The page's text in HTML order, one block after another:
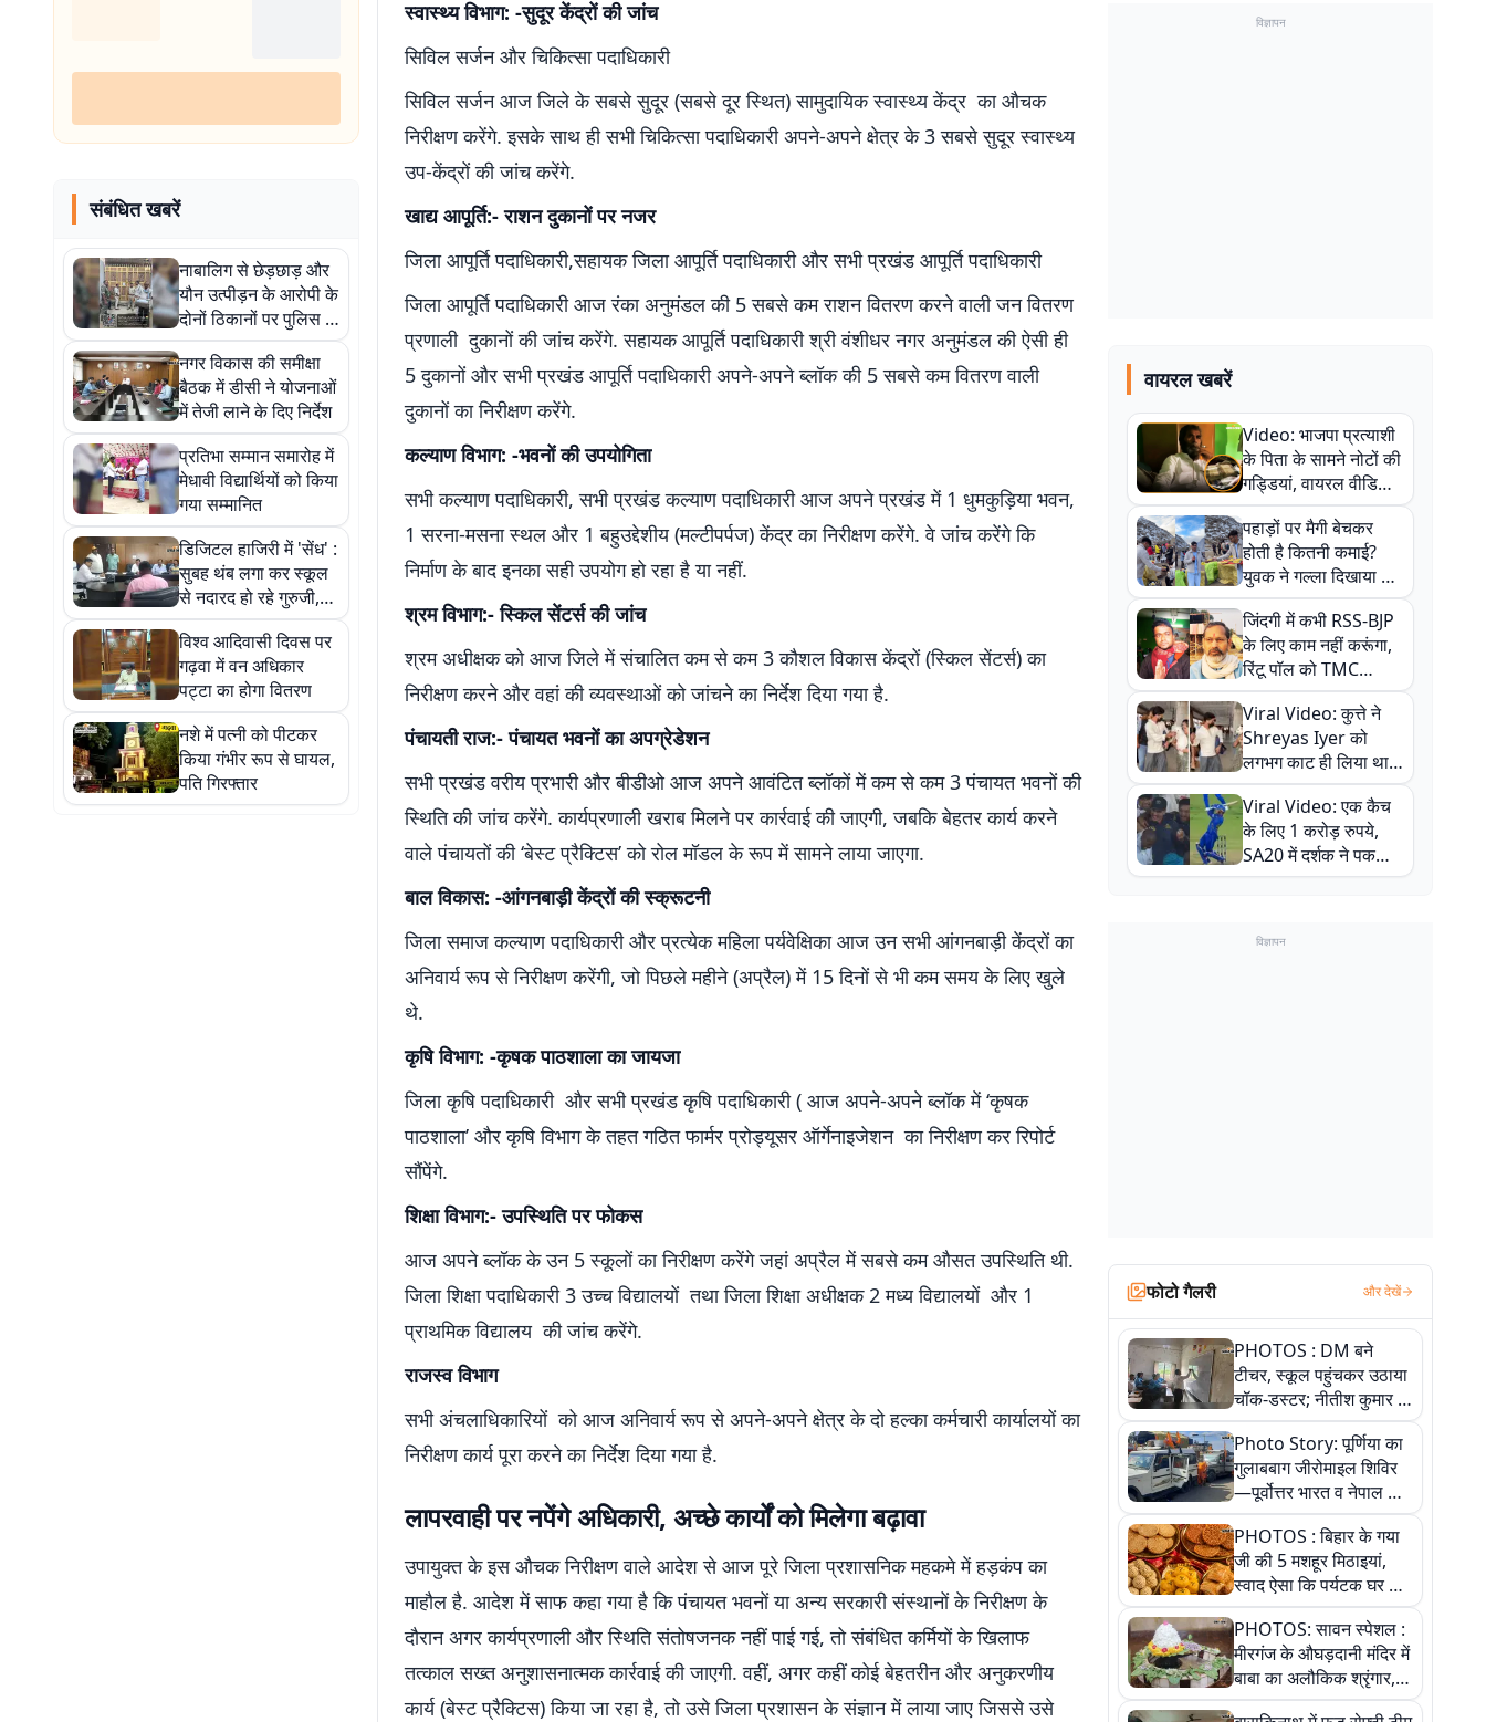
संबंधित खबरें
नाबालिग से छेड़छाड़ और
यौन उत्पीड़न के आरोपी के
दोनों ठिकानों पर पुलिस ने
चिपकाया इश्तेहार
नगर विकास की समीक्षा
बैठक में डीसी ने योजनाओं
में तेजी लाने के दिए निर्देश
प्रतिभा सम्मान समारोह में
मेधावी विद्यार्थियों को किया
गया सम्मानित
डिजिटल हाजिरी में 'सेंध' :
सुबह थंब लगा कर स्कूल
से नदारद हो रहे गुरुजी,
जनसुनवाई में खुली पोल
विश्व आदिवासी दिवस पर
गढ़वा में वन अधिकार
पट्टा का होगा वितरण
नशे में पत्नी को पीटकर
किया गंभीर रूप से घायल,
पति गिरफ्तार
स्वास्थ्य विभाग: -सुदूर केंद्रों की जांच
सिविल सर्जन और चिकित्सा पदाधिकारी
सिविल सर्जन आज जिले के सबसे सुदूर (सबसे दूर स्थित) सामुदायिक स्वास्थ्य केंद्र का औचक
निरीक्षण करेंगे. इसके साथ ही सभी चिकित्सा पदाधिकारी अपने-अपने क्षेत्र के 3 सबसे सुदूर स्वास्थ्य
उप-केंद्रों की जांच करेंगे.
खाद्य आपूर्ति:- राशन दुकानों पर नजर
जिला आपूर्ति पदाधिकारी,सहायक जिला आपूर्ति पदाधिकारी और सभी प्रखंड आपूर्ति पदाधिकारी
जिला आपूर्ति पदाधिकारी आज रंका अनुमंडल की 5 सबसे कम राशन वितरण करने वाली जन वितरण
प्रणाली दुकानों की जांच करेंगे. सहायक आपूर्ति पदाधिकारी श्री वंशीधर नगर अनुमंडल की ऐसी ही
5 दुकानों और सभी प्रखंड आपूर्ति पदाधिकारी अपने-अपने ब्लॉक की 5 सबसे कम वितरण वाली
दुकानों का निरीक्षण करेंगे.
कल्याण विभाग: -भवनों की उपयोगिता
सभी कल्याण पदाधिकारी, सभी प्रखंड कल्याण पदाधिकारी आज अपने प्रखंड में 1 धुमकुड़िया भवन,
1 सरना-मसना स्थल और 1 बहुउद्देशीय (मल्टीपर्पज) केंद्र का निरीक्षण करेंगे. वे जांच करेंगे कि
निर्माण के बाद इनका सही उपयोग हो रहा है या नहीं.
श्रम विभाग:- स्किल सेंटर्स की जांच
श्रम अधीक्षक को आज जिले में संचालित कम से कम 3 कौशल विकास केंद्रों (स्किल सेंटर्स) का
निरीक्षण करने और वहां की व्यवस्थाओं को जांचने का निर्देश दिया गया है.
पंचायती राज:- पंचायत भवनों का अपग्रेडेशन
सभी प्रखंड वरीय प्रभारी और बीडीओ आज अपने आवंटित ब्लॉकों में कम से कम 3 पंचायत भवनों की
स्थिति की जांच करेंगे. कार्यप्रणाली खराब मिलने पर कार्रवाई की जाएगी, जबकि बेहतर कार्य करने
वाले पंचायतों की ‘बेस्ट प्रैक्टिस’ को रोल मॉडल के रूप में सामने लाया जाएगा.
बाल विकास: -आंगनबाड़ी केंद्रों की स्क्रूटनी
जिला समाज कल्याण पदाधिकारी और प्रत्येक महिला पर्यवेक्षिका आज उन सभी आंगनबाड़ी केंद्रों का
अनिवार्य रूप से निरीक्षण करेंगी, जो पिछले महीने (अप्रैल) में 15 दिनों से भी कम समय के लिए खुले
थे.
कृषि विभाग: -कृषक पाठशाला का जायजा
जिला कृषि पदाधिकारी और सभी प्रखंड कृषि पदाधिकारी ( आज अपने-अपने ब्लॉक में ‘कृषक
पाठशाला’ और कृषि विभाग के तहत गठित फार्मर प्रोड्यूसर ऑर्गेनाइजेशन का निरीक्षण कर रिपोर्ट
सौंपेंगे.
शिक्षा विभाग:- उपस्थिति पर फोकस
आज अपने ब्लॉक के उन 5 स्कूलों का निरीक्षण करेंगे जहां अप्रैल में सबसे कम औसत उपस्थिति थी.
जिला शिक्षा पदाधिकारी 3 उच्च विद्यालयों तथा जिला शिक्षा अधीक्षक 2 मध्य विद्यालयों और 1
प्राथमिक विद्यालय की जांच करेंगे.
राजस्व विभाग
सभी अंचलाधिकारियों को आज अनिवार्य रूप से अपने-अपने क्षेत्र के दो हल्का कर्मचारी कार्यालयों का
निरीक्षण कार्य पूरा करने का निर्देश दिया गया है.
लापरवाही पर नपेंगे अधिकारी, अच्छे कार्यों को मिलेगा बढ़ावा
उपायुक्त के इस औचक निरीक्षण वाले आदेश से आज पूरे जिला प्रशासनिक महकमे में हड़कंप का
माहौल है. आदेश में साफ कहा गया है कि पंचायत भवनों या अन्य सरकारी संस्थानों के निरीक्षण के
दौरान अगर कार्यप्रणाली और स्थिति संतोषजनक नहीं पाई गई, तो संबंधित कर्मियों के खिलाफ
तत्काल सख्त अनुशासनात्मक कार्रवाई की जाएगी. वहीं, अगर कहीं कोई बेहतरीन और अनुकरणीय
कार्य (बेस्ट प्रैक्टिस) किया जा रहा है, तो उसे जिला प्रशासन के संज्ञान में लाया जाए जिससे उसे
विज्ञापन
वायरल खबरें
Video: भाजपा प्रत्याशी
के पिता के सामने नोटों की
गड्डियां, वायरल वीडियो
से राजनीति में उबाल,
अजित महतो बोले- TMC
की गंदी चाल
पहाड़ों पर मैगी बेचकर
होती है कितनी कमाई?
युवक ने गल्ला दिखाया तो
नौकरी वालों के खड़े हो गए
कान
जिंदगी में कभी RSS-BJP
के लिए काम नहीं करूंगा,
रिंटू पॉल को TMC
ऑफिस में ले जाकर पीटा,
Video वायरल
Viral Video: कुत्ते ने
Shreyas Iyer को
लगभग काट ही लिया था,
न्यूजीलैंड सीरीज से पहले
बाल-बाल बचे
Viral Video: एक कैच
के लिए 1 करोड़ रुपये,
SA20 में दर्शक ने पकड़ा
एक हाथ से गजब का कैच
विज्ञापन
फोटो गैलरी और देखें
PHOTOS : DM बने
टीचर, स्कूल पहुंचकर उठाया
चॉक-डस्टर; नीतीश कुमार के
इस चहेते अधिकारी को
जानिए
Photo Story: पूर्णिया का
गुलाबबाग जीरोमाइल शिविर
—पूर्वोत्तर भारत व नेपाल के
कांवरियों का प्रमुख सेवा धाम
PHOTOS : बिहार के गया
जी की 5 मशहूर मिठाइयां,
स्वाद ऐसा कि पर्यटक घर ले
जाना नहीं भूलते, तस्वीरों में
देखें
PHOTOS: सावन स्पेशल :
मीरगंज के औघड़दानी मंदिर में
बाबा का अलौकिक श्रृंगार,
तस्वीरों में देखें महादेव के कई